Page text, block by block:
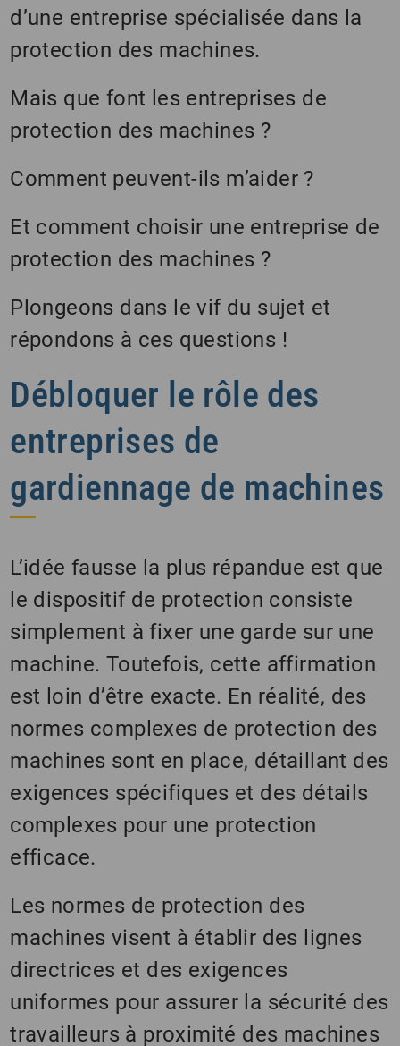
d’une entreprise spécialisée dans la
protection des machines.
Mais que font les entreprises de
protection des machines ?
Comment peuvent-ils m’aider ?
Et comment choisir une entreprise de
protection des machines ?
Plongeons dans le vif du sujet et
répondons à ces questions !
Débloquer le rôle des
entreprises de
gardiennage de machines
L’idée fausse la plus répandue est que
le dispositif de protection consiste
simplement à fixer une garde sur une
machine. Toutefois, cette affirmation
est loin d’être exacte. En réalité, des
normes complexes de protection des
machines sont en place, détaillant des
exigences spécifiques et des détails
complexes pour une protection
efficace.
Les normes de protection des
machines visent à établir des lignes
directrices et des exigences
uniformes pour assurer la sécurité des
travailleurs à proximité des machines